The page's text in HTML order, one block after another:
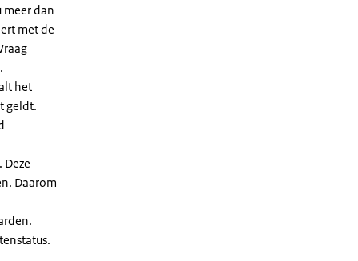
meer dan
met de
het
geldt.
Daarom